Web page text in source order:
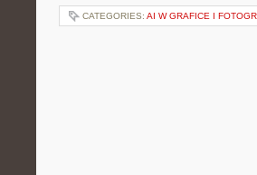
CATEGORIES: AI W GRAFICE I